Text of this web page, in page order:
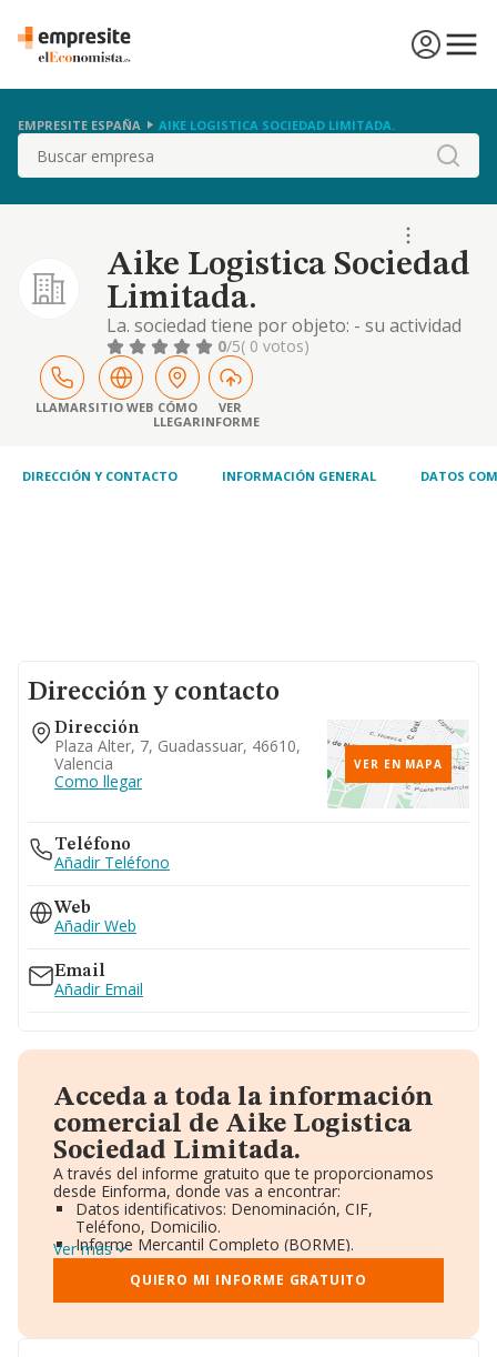
EMPRESITE ESPAÑA AIKE LOGISTICA SOCIEDAD LIMITADA.
Buscar
Aike Logistica Sociedad
Limitada.
La. sociedad tiene por objeto: - su actividad
principal es la de "otras actividades postales
y de correos" (cnae 5320)
0/5( 0 votos)
LLAMARSITIO WEB CÓMO
LLEGAR
VER
INFORME
DIRECCIÓN Y CONTACTO INFORMACIÓN GENERAL DATOS
Dirección y contacto
Dirección
Plaza Alter, 7, Guadassuar, 46610,
Valencia
Como llegar
VER EN MAPA
Teléfono
Añadir Teléfono
Web
Añadir Web
Email
Añadir Email
Acceda a toda la información
comercial de Aike Logistica
Sociedad Limitada.
A través del informe gratuito que te proporcionamos
desde Einforma, donde vas a encontrar:
Datos identificativos: Denominación, CIF,
Teléfono, Domicilio.
Informe Mercantil Completo (BORME).
Gráficos de Evolución Ventas y Empleados.
Consejo de Administración y Administradores.
Directivos y Ejecutivos.
Ver más
QUIERO MI INFORME GRATUITO